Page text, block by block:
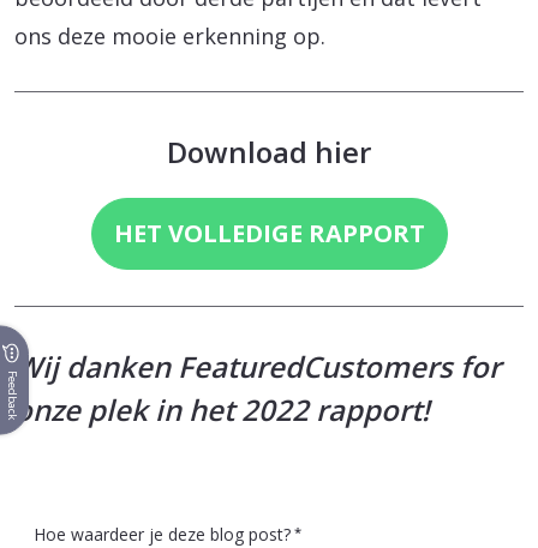
ons deze mooie erkenning op.
Download hier
HET VOLLEDIGE RAPPORT
Wij danken FeaturedCustomers for
onze plek in het 2022 rapport!
Hoe waardeer je deze blog post? *
Feedback